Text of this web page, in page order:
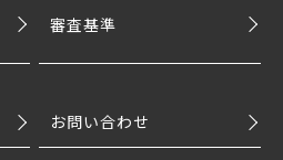
審査基準
お問い合わせ